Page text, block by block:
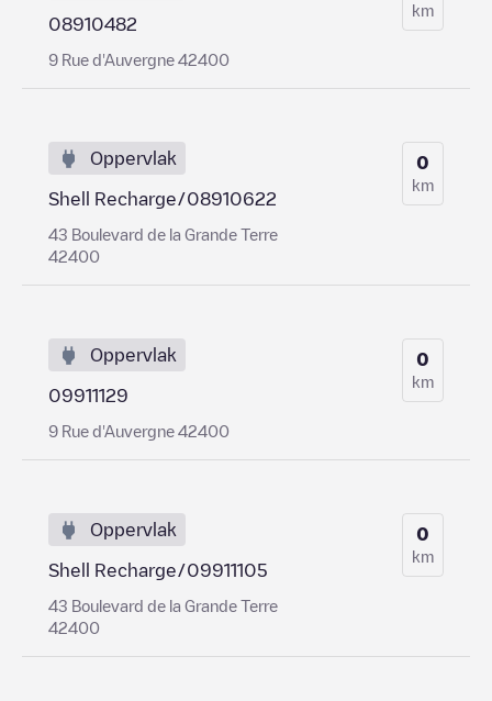
08910482
9 Rue d'Auvergne 42400
km
Oppervlak
Shell Recharge/08910622
43 Boulevard de la Grande Terre
42400
0
km
Oppervlak
09911129
9 Rue d'Auvergne 42400
0
km
Oppervlak
Shell Recharge/09911105
43 Boulevard de la Grande Terre
42400
0
km